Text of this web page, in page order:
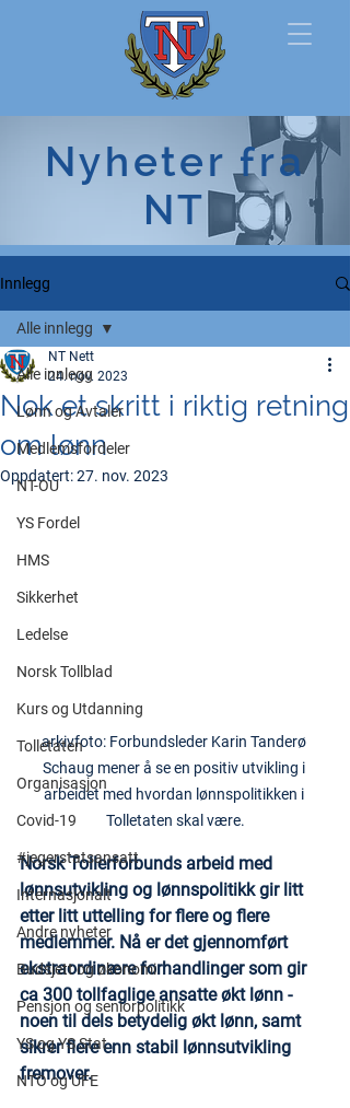
Tollerforbund
Nyheter fra
NT
Innlegg
Alle innlegg
Lønn og Avtaler
Medlemsfordeler
NT-OU
YS Fordel
HMS
Sikkerhet
Ledelse
Norsk Tollblad
Kurs og Utdanning
Tolletaten
Organisasjon
Covid-19
#jegerstatsansatt
Internasjonalt
Andre nyheter
Budsjett og økonomi
Pensjon og seniorpolitikk
YS og YS Stat
NTO og UFE
Alle innlegg
Nok et skritt i riktig retning
om lønn
NT Nett
24. nov. 2023
Oppdatert:27. nov. 2023
arkivfoto: Forbundsleder Karin Tanderø
Schaug mener å se en positiv utvikling i
arbeidet med hvordan lønnspolitikken i
Tolletaten skal være.
Norsk Tollerforbunds arbeid med
lønnsutvikling og lønnspolitikk gir litt
etter litt uttelling for flere og flere
medlemmer. Nå er det gjennomført
ekstraordinære forhandlinger som gir
ca 300 tollfaglige ansatte økt lønn -
noen til dels betydelig økt lønn, samt
sikrer flere enn stabil lønnsutvikling
fremover.